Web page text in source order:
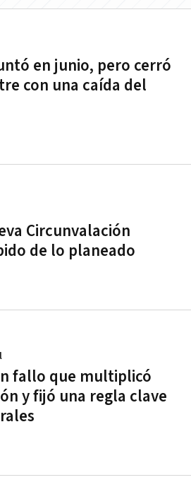
en junio, pero cerró
con una caída del
Circunvalación
de lo planeado
fallo que multiplicó
y fijó una regla clave